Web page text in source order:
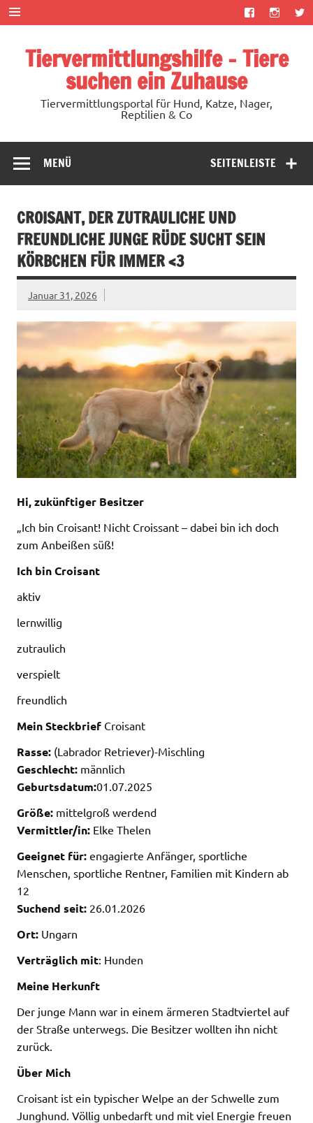
Zum
Inhalt
springen
Tiervermittlungshilfe – Tiere
suchen ein Zuhause
Tiervermittlungsportal für Hund, Katze, Nager,
Reptilien & Co
SEITENLEISTE
MENÜ
CROISANT, DER ZUTRAULICHE UND
FREUNDLICHE JUNGE RÜDE SUCHT SEIN
KÖRBCHEN FÜR IMMER <3
Januar 31, 2026
Hi, zukünftiger Besitzer
„Ich bin Croisant! Nicht Croissant – dabei bin ich doch
zum Anbeißen süß!
Ich bin Croisant
aktiv
lernwillig
zutraulich
verspielt
freundlich
Mein Steckbrief Croisant
Rasse: (Labrador Retriever)-Mischling
Geschlecht: männlich
Geburtsdatum:01.07.2025
Größe: mittelgroß werdend
Vermittler/in: Elke Thelen
Geeignet für: engagierte Anfänger, sportliche
Menschen, sportliche Rentner, Familien mit Kindern ab
12
Suchend seit: 26.01.2026
Ort: Ungarn
Verträglich mit: Hunden
Meine Herkunft
Der junge Mann war in einem ärmeren Stadtviertel auf
der Straße unterwegs. Die Besitzer wollten ihn nicht
zurück.
Über Mich
Croisant ist ein typischer Welpe an der Schwelle zum
Junghund. Völlig unbedarft und mit viel Energie freuen